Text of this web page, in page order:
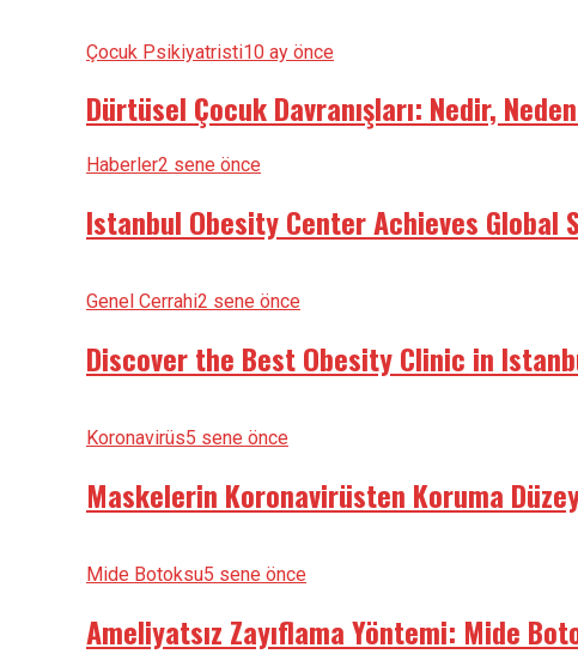
Çocuk Psikiyatristi10 ay önce
Dürtüsel Çocuk Davranışları: Nedir,
Haberler2 sene önce
Istanbul Obesity Center Achieves
Genel Cerrahi2 sene önce
Discover the Best Obesity Clinic in
Koronavirüs5 sene önce
Maskelerin Koronavirüsten Koruma
Mide Botoksu5 sene önce
Ameliyatsız Zayıflama Yöntemi: Mide